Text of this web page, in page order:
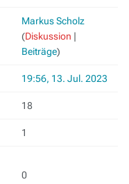
Markus Scholz
(Diskussion |
Beiträge)
19:56, 13. Jul. 2023
18
1
0